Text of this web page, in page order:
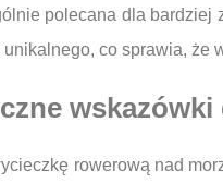
polecana dla bardziej
unikalnego, co sprawia, że
rowerową nad